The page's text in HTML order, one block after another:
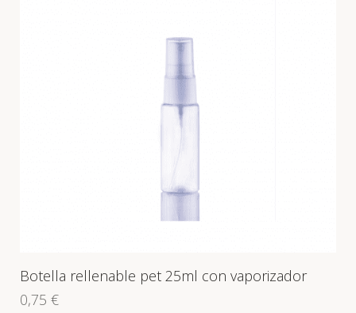
Botella rellenable pet 25ml con vaporizador
0,75 €